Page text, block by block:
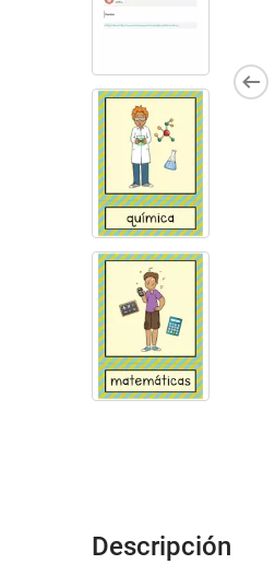
Descripción